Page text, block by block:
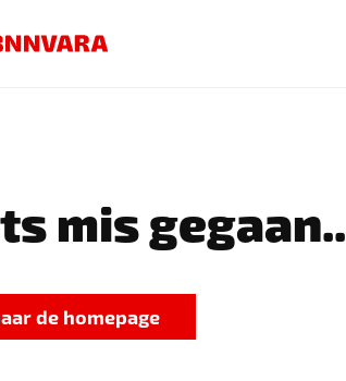
mis gegaan..
de homepage